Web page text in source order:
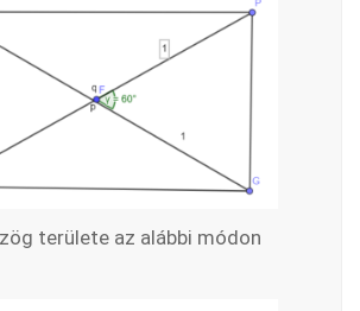
területe az alábbi módon